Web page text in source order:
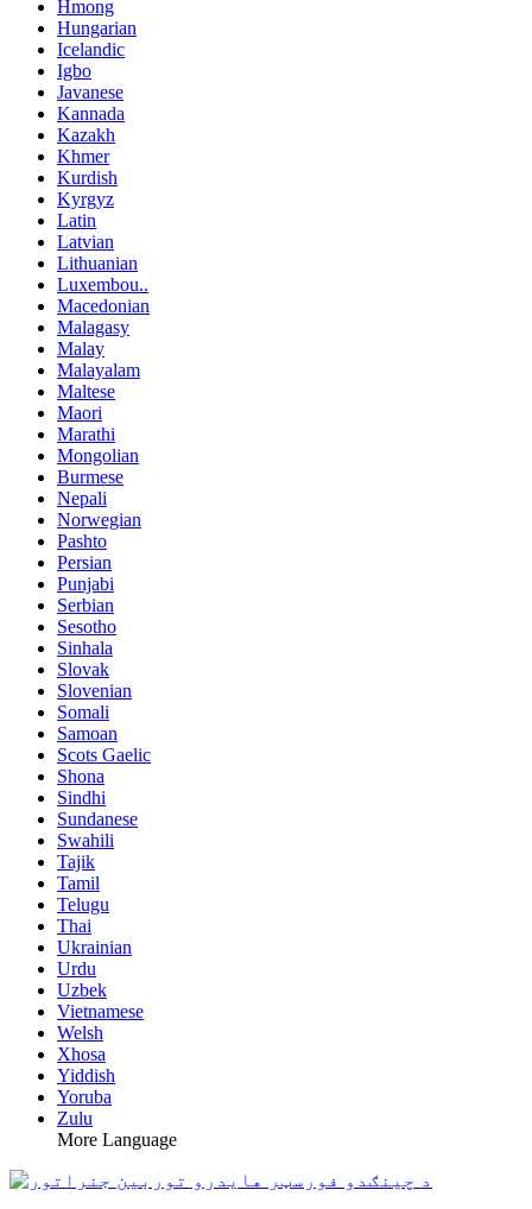
Hmong
Hungarian
Icelandic
Igbo
Javanese
Kannada
Kazakh
Khmer
Kurdish
Kyrgyz
Latin
Latvian
Lithuanian
Luxembou..
Macedonian
Malagasy
Malay
Malayalam
Maltese
Maori
Marathi
Mongolian
Burmese
Nepali
Norwegian
Pashto
Persian
Punjabi
Serbian
Sesotho
Sinhala
Slovak
Slovenian
Somali
Samoan
Scots Gaelic
Shona
Sindhi
Sundanese
Swahili
Tajik
Tamil
Telugu
Thai
Ukrainian
Urdu
Uzbek
Vietnamese
Welsh
Xhosa
Yiddish
Yoruba
Zulu
More Language